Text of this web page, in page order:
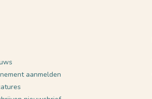
aanmelden